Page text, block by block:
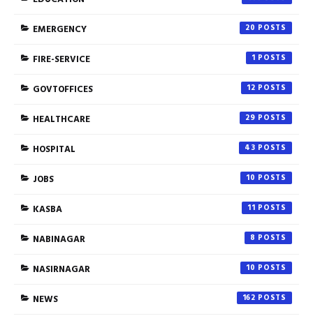
EMERGENCY 20
FIRE-SERVICE 1
GOVTOFFICES 12
HEALTHCARE 29
HOSPITAL 43
JOBS 10
KASBA 11
NABINAGAR 8
NASIRNAGAR 10
NEWS 162